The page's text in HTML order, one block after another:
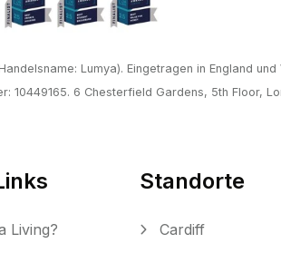
Lumya). Eingetragen in England und
10449165. 6 Chesterfield Gardens, 5th Floor,
Living?
Standorte
Cardiff